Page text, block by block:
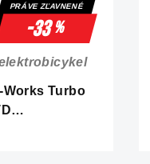
PRÁVE ZĽAVNENÉ
-33%
Works Turbo